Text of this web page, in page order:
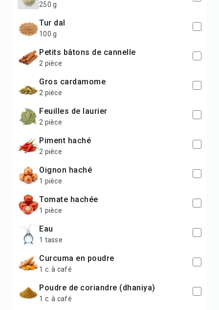
250 g
tur dal
100 g
petits bâtons de cannelle
2 pièce
gros cardamome
2 pièce
feuilles de laurier
2 pièce
piment haché
2 pièce
oignon haché
1 pièce
tomate hachée
1 pièce
eau
1 tasse
curcuma en poudre
1 c. à café
poudre de coriandre (dhaniya)
1 c. à café